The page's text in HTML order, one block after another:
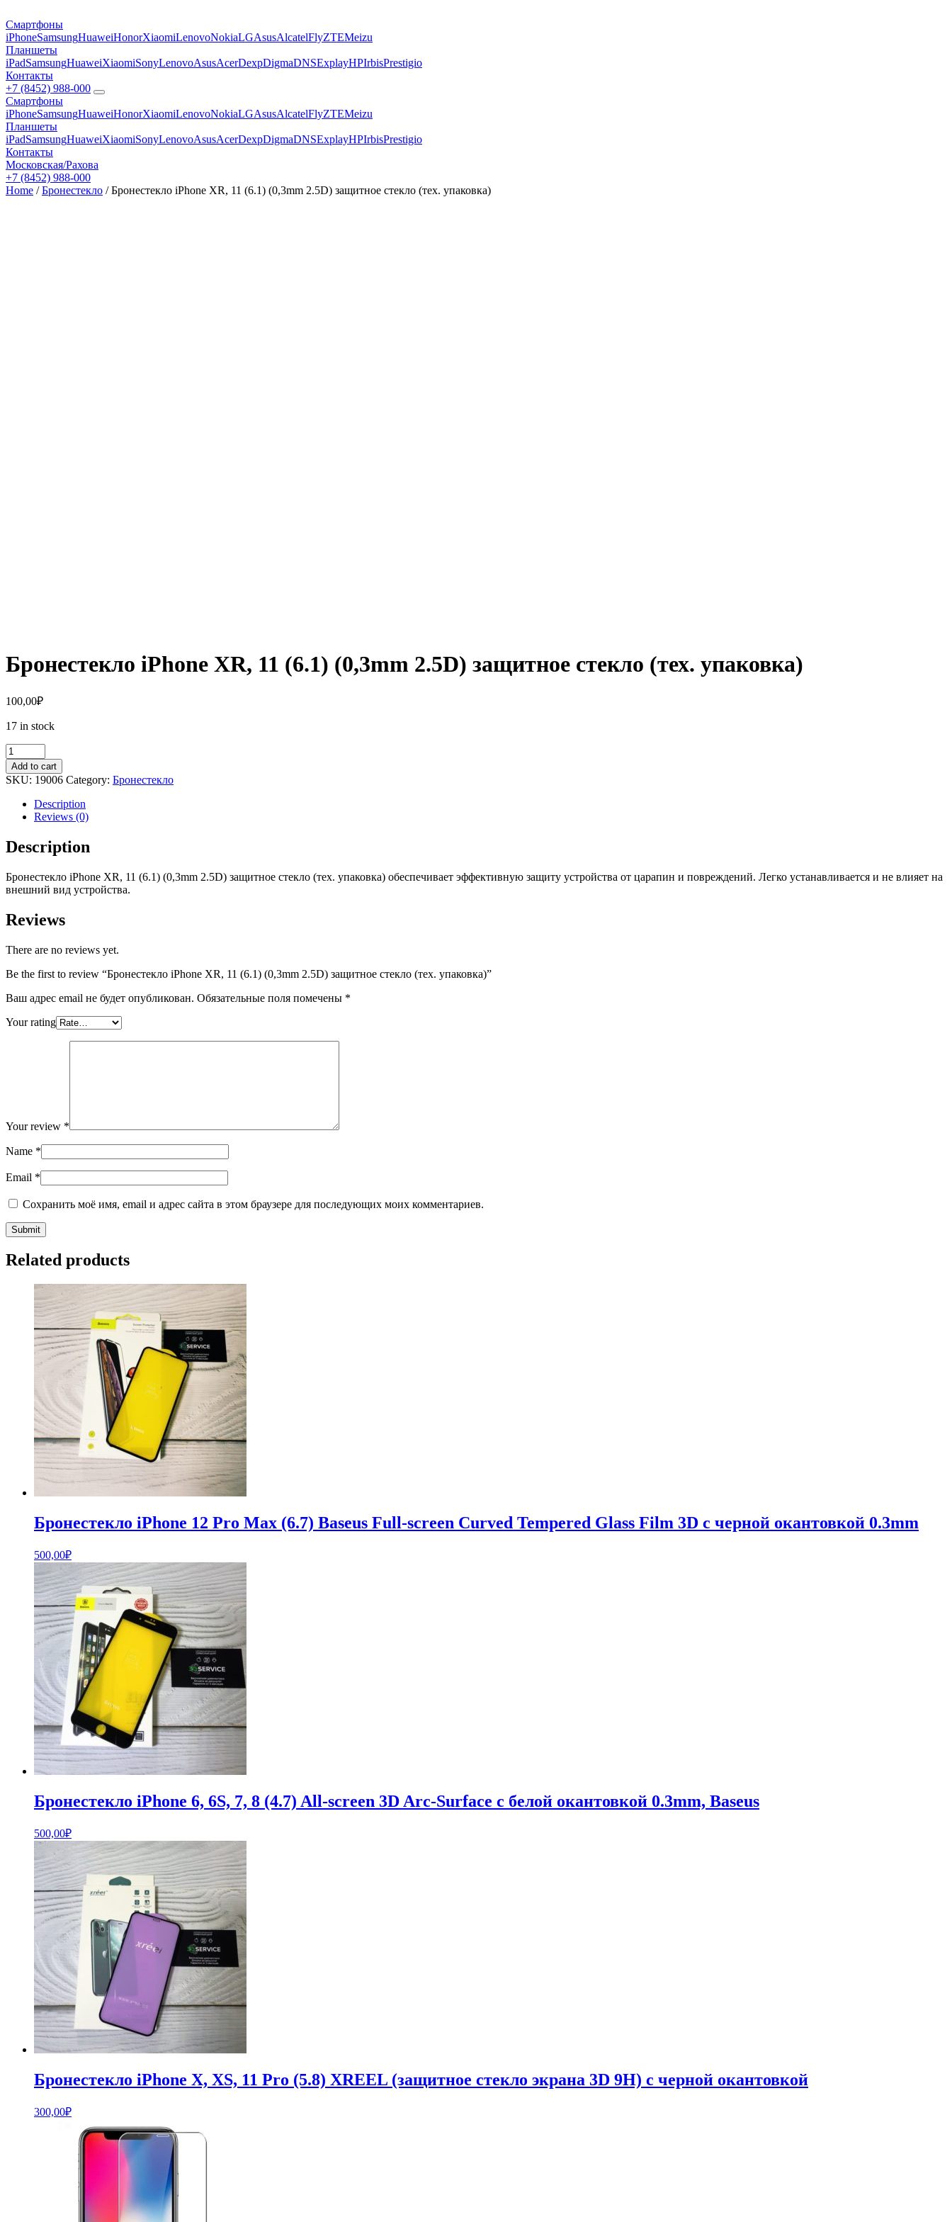
Смартфоны
iPhoneSamsungHuaweiHonorXiaomiLenovoNokiaLGAsusAlcatelFlyZTEMeizu
Планшеты
iPadSamsungHuaweiXiaomiSonyLenovoAsusAcerDexpDigmaDNSExplayHPIrbisPrestigio
Контакты
+7 (8452) 988-000
Смартфоны
iPhoneSamsungHuaweiHonorXiaomiLenovoNokiaLGAsusAlcatelFlyZTEMeizu
Планшеты
iPadSamsungHuaweiXiaomiSonyLenovoAsusAcerDexpDigmaDNSExplayHPIrbisPrestigio
Контакты
Московская/Рахова
+7 (8452) 988-000
Home /Бронестекло / Бронестекло iPhone XR, 11 (6.1) (0,3mm 2.5D) защитное стекло (тех. упаковка)
Бронестекло iPhone XR, 11 (6.1) (0,3mm 2.5D) защитное стекло (тех. упаковка)
100,00₽
17 in stock
Бронестекло
iPhone
XR,
11
(6.1)
(0,3mm
защитное
стекло
упаковка)
quantity
Add to cart
SKU: 19006 Category: Бронестекло
Description
Reviews (0)
Description
Бронестекло iPhone XR, 11 (6.1) (0,3mm 2.5D) защитное стекло (тех. упаковка) обеспечивает эффективную защиту устройства от царапин и повреждений. Легко устанавливается и не влияет на
внешний вид устройства.
Reviews
There are no reviews yet.
Be the first to review “Бронестекло iPhone XR, 11 (6.1) (0,3mm 2.5D) защитное стекло (тех. упаковка)”
Ваш адрес email не будет опубликован. Обязательные поля помечены *
Your rating
Your review *
Name *
Email *
Сохранить моё имя, email и адрес сайта в этом браузере для последующих моих комментариев.
Related products
Бронестекло iPhone 12 Pro Max (6.7) Baseus Full-screen Curved Tempered Glass Film 3D с черной окантовкой 0.3mm
500,00₽
Бронестекло iPhone 6, 6S, 7, 8 (4.7) All-screen 3D Arc-Surface с белой окантовкой 0.3mm, Baseus
500,00₽
Бронестекло iPhone X, XS, 11 Pro (5.8) XREEL (защитное стекло экрана 3D 9H) с черной окантовкой
300,00₽